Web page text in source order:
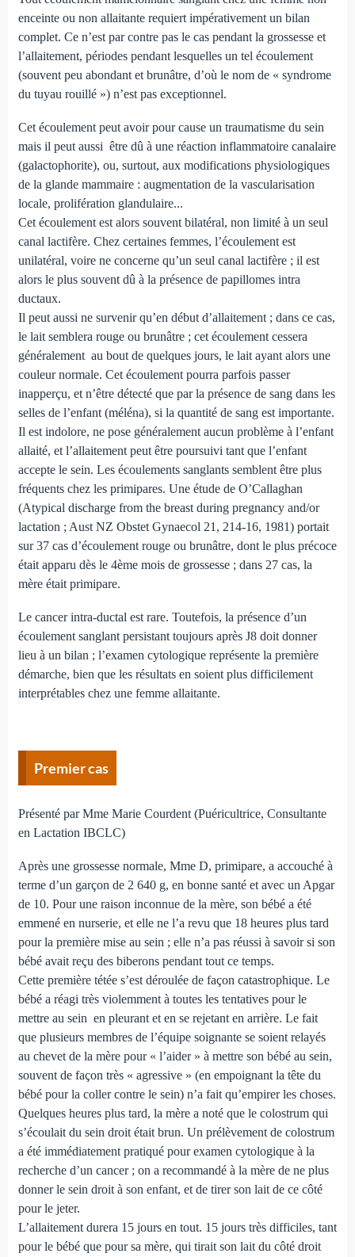
enceinte ou non allaitante requiert impérativement un bilan
complet. Ce n’est par contre pas le cas pendant la grossesse et
l’allaitement, périodes pendant lesquelles un tel écoulement
(souvent peu abondant et brunâtre, d’où le nom de « syndrome
du tuyau rouillé ») n’est pas exceptionnel.
Cet écoulement peut avoir pour cause un traumatisme du sein
mais il peut aussi être dû à une réaction inflammatoire canalaire
(galactophorite), ou, surtout, aux modifications physiologiques
de la glande mammaire : augmentation de la vascularisation
locale, prolifération glandulaire...
Cet écoulement est alors souvent bilatéral, non limité à un seul
canal lactifère. Chez certaines femmes, l’écoulement est
unilatéral, voire ne concerne qu’un seul canal lactifère ; il est
alors le plus souvent dû à la présence de papillomes intra
ductaux.
Il peut aussi ne survenir qu’en début d’allaitement ; dans ce cas,
le lait semblera rouge ou brunâtre ; cet écoulement cessera
généralement au bout de quelques jours, le lait ayant alors une
couleur normale. Cet écoulement pourra parfois passer
inapperçu, et n’être détecté que par la présence de sang dans les
selles de l’enfant (méléna), si la quantité de sang est importante.
Il est indolore, ne pose généralement aucun problème à l’enfant
allaité, et l’allaitement peut être poursuivi tant que l’enfant
accepte le sein. Les écoulements sanglants semblent être plus
fréquents chez les primipares. Une étude de O’Callaghan
(Atypical discharge from the breast during pregnancy and/or
lactation ; Aust NZ Obstet Gynaecol 21, 214-16, 1981) portait
sur 37 cas d’écoulement rouge ou brunâtre, dont le plus précoce
était apparu dès le 4ème mois de grossesse ; dans 27 cas, la
mère était primipare.
Le cancer intra-ductal est rare. Toutefois, la présence d’un
écoulement sanglant persistant toujours après J8 doit donner
lieu à un bilan ; l’examen cytologique représente la première
démarche, bien que les résultats en soient plus difficilement
interprétables chez une femme allaitante.
Premier cas
Présenté par Mme Marie Courdent (Puéricultrice, Consultante
en Lactation IBCLC)
Après une grossesse normale, Mme D, primipare, a accouché à
terme d’un garçon de 2 640 g, en bonne santé et avec un Apgar
de 10. Pour une raison inconnue de la mère, son bébé a été
emmené en nurserie, et elle ne l’a revu que 18 heures plus tard
pour la première mise au sein ; elle n’a pas réussi à savoir si son
bébé avait reçu des biberons pendant tout ce temps.
Cette première tétée s’est déroulée de façon catastrophique. Le
bébé a réagi très violemment à toutes les tentatives pour le
mettre au sein en pleurant et en se rejetant en arrière. Le fait
que plusieurs membres de l’équipe soignante se soient relayés
au chevet de la mère pour « l’aider » à mettre son bébé au sein,
souvent de façon très « agressive » (en empoignant la tête du
bébé pour la coller contre le sein) n’a fait qu’empirer les choses.
Quelques heures plus tard, la mère a noté que le colostrum qui
s’écoulait du sein droit était brun. Un prélèvement de colostrum
a été immédiatement pratiqué pour examen cytologique à la
recherche d’un cancer ; on a recommandé à la mère de ne plus
donner le sein droit à son enfant, et de tirer son lait de ce côté
pour le jeter.
L’allaitement durera 15 jours en tout. 15 jours très difficiles, tant
pour le bébé que pour sa mère, qui tirait son lait du côté droit